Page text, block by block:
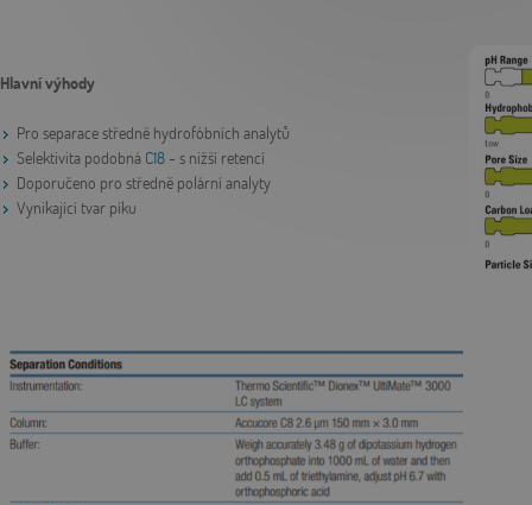
Hlavní výhody
Pro separace středně hydrofóbních analytů
Selektivita podobná C18 - s nižší retencí
Doporučeno pro středně polární analyty
Vynikající tvar píku